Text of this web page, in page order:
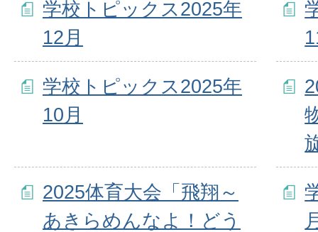
学校トピックス2025年
12月
学校トピックス2025年
10月
2025体育大会「飛翔～
あきらめんなよ！どう